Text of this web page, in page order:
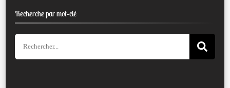
Recherche par mot-clé